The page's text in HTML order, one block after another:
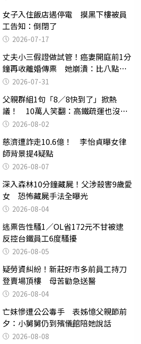
女子入住飯店遇停電 摸黑下樓被員
工告知：倒閉了
2026-07-17
丈夫小三假證做試管！癌妻開庭前1分
鐘再收離婚傳票 她崩潰：比八點檔
還扯2026-07-31
父親群組1句「8／8快到了」掀熱
議！ 10萬人笑翻：高鐵疏運也沒列
父親節
2026-08-02
慈濟遭詐走10.6億！ 李怡貞曝女律
師背景提4疑點
2026-08-07
深入森林10分鐘藏屍！父涉殺害9歲愛
女 恐怖藏屍手法全曝光
2026-08-04
逃票告性騷1／OL省172元不甘被逮
反控台鐵員工6度騷擾
2026-08-05
疑勞資糾紛！新莊好市多前員工持刀
登賣場頂樓 母苦勸急送醫
2026-08-04
亡妹慘遭公公毒手 表姊憶父親節前
夕：小舅舅仍到殯儀館陪她說話
2026-08-08